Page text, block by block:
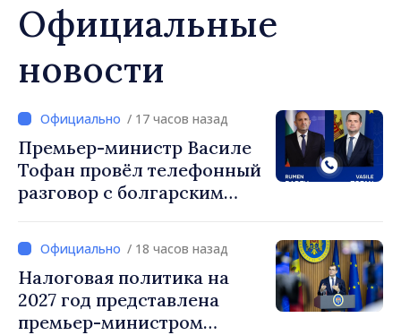
Официальные
новости
/ 17 часов назад
Премьер-министр Василе
Тофан провёл телефонный
разговор с болгарским
Радевым
/ 18 часов назад
Налоговая политика на
2027 год представлена
премьер-министром